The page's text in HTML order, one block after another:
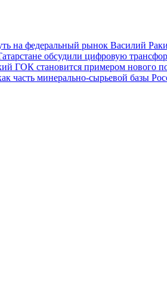
на федеральный рынок Василий
обсудили цифровую
ГОК становится примером нового
часть минерально-сырьевой базы